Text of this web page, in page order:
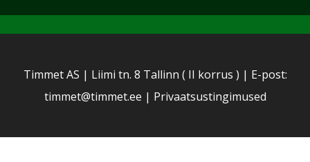
Timmet AS | Liimi tn. 8 Tallinn ( II korrus ) | E-post:
timmet@timmet.ee | Privaatsustingimused